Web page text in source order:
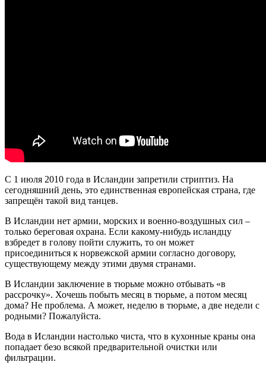
С 1 июля 2010 года в Исландии запретили стриптиз. На
сегодняшний день, это единственная европейская страна, где
запрещён такой вид танцев.
В Исландии нет армии, морских и военно-воздушных сил –
только береговая охрана. Если какому-нибудь исландцу
взбредет в голову пойти служить, то он может
присоединиться к норвежской армии согласно договору,
существующему между этими двумя странами.
В Исландии заключение в тюрьме можно отбывать «в
рассрочку». Хочешь побыть месяц в тюрьме, а потом месяц
дома? Не проблема. А может, неделю в тюрьме, а две недели с
родными? Пожалуйста.
Вода в Исландии настолько чиста, что в кухонные краны она
попадает безо всякой предварительной очистки или
фильтрации.